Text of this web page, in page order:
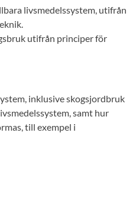
livsmedelssystem, utifrån
utifrån principer för
inklusive skogsjordbruk
samt hur
till exempel i